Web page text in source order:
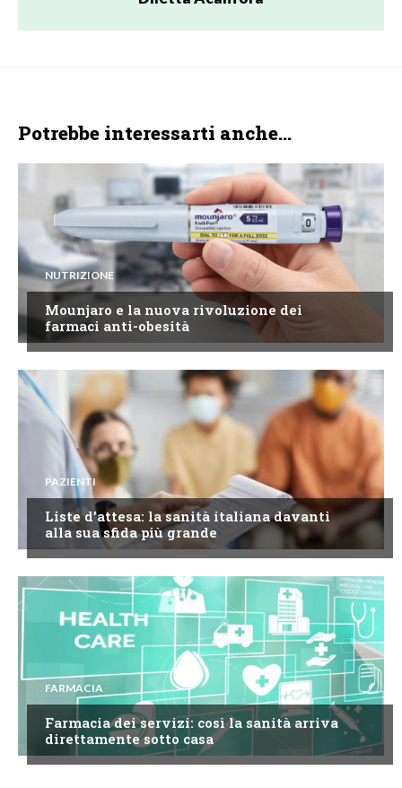
Potrebbe interessarti anche...
NUTRIZIONE
Mounjaro e la nuova rivoluzione dei
farmaci anti-obesità
PAZIENTI
Liste d’attesa: la sanità italiana davanti
alla sua sfida più grande
FARMACIA
Farmacia dei servizi: così la sanità arriva
direttamente sotto casa